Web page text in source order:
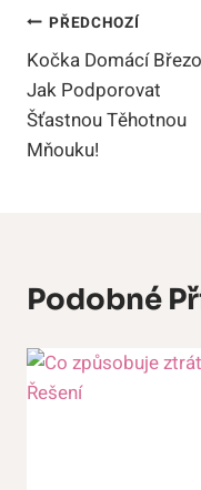
Navigace
Pro
Příspěvek
PŘEDCHOZÍ
Kočka Domácí
Jak Podporovat
Šťastnou Těhotnou
Mňouku!
Podobné